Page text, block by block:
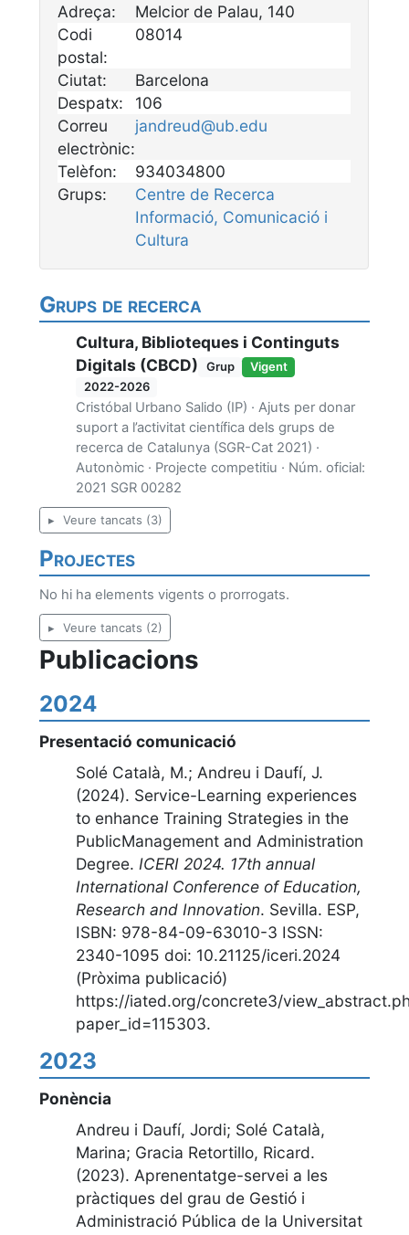
Adreça:
Melcior de Palau, 140
Codi
postal:
08014
Ciutat:
Barcelona
Despatx:
106
Correu
electrònic:
jandreud@ub.edu
Telèfon:
934034800
Grups:
Centre de Recerca
Informació, Comunicació i
Cultura
Grups de recerca
Cultura, Biblioteques i Continguts
Digitals (CBCD)
Grup
Vigent
2022-2026
Cristóbal Urbano Salido (IP) · Ajuts per donar
suport a l’activitat científica dels grups de
recerca de Catalunya (SGR-Cat 2021) ·
Autonòmic · Projecte competitiu · Núm. oficial:
2021 SGR 00282
Veure tancats (3)
Projectes
No hi ha elements vigents o prorrogats.
Veure tancats (2)
Publicacions
2024
Presentació comunicació
Solé Català, M.; Andreu i Daufí, J.
(2024). Service-Learning experiences
to enhance Training Strategies in the
PublicManagement and Administration
Degree. ICERI 2024. 17th annual
International Conference of Education,
Research and Innovation. Sevilla. ESP,
ISBN: 978-84-09-63010-3 ISSN:
2340-1095 doi: 10.21125/iceri.2024
(Pròxima publicació)
https://iated.org/concrete3/
paper_id=115303.
2023
Ponència
Andreu i Daufí, Jordi; Solé Català,
Marina; Gracia Retortillo, Ricard.
(2023). Aprenentatge-servei a les
pràctiques del grau de Gestió i
Administració Pública de la Universitat